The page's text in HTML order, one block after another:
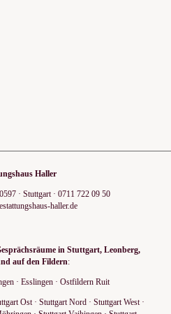
Haller
· Stuttgart· 0711 722 09 50
haller.de
in Stuttgart, Leonberg,
auf den Fildern:
· Esslingen · Ostfildern Ruit
Ost· Stuttgart Nord· Stuttgart West·